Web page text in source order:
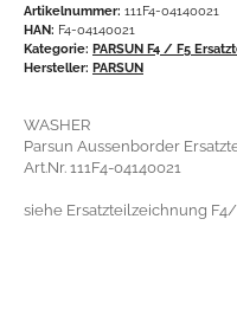
Artikelnummer: 111F4-04140021
HAN: F4-04140021
Kategorie: PARSUN F4 / F5
Hersteller: PARSUN
WASHER
Parsun Aussenborder
Art.Nr. 111F4-04140021
siehe Ersatzteilzeichnung F4/